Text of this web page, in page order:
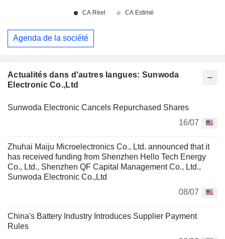
Actualités dans d'autres langues: Sunwoda
Electronic Co.,Ltd
Sunwoda Electronic Cancels Repurchased Shares
16/07
Zhuhai Maiju Microelectronics Co., Ltd. announced that it
has received funding from Shenzhen Hello Tech Energy
Co., Ltd., Shenzhen QF Capital Management Co., Ltd.,
Sunwoda Electronic Co.,Ltd
08/07
China's Battery Industry Introduces Supplier Payment
Rules
Agenda de la société